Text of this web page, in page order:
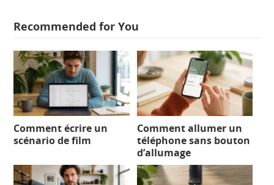
Recommended for You
Comment écrire un
scénario de film
Comment allumer un
téléphone sans bouton
d’allumage